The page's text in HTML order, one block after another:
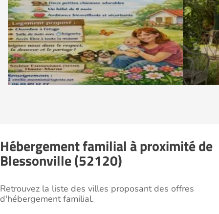
Hébergement familial à proximité de
Blessonville (52120)
Retrouvez la liste des villes proposant des offres
d'hébergement familial.